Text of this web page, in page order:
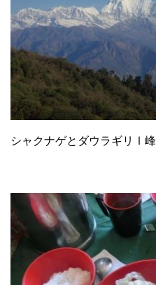
シャクナゲとダウラギリⅠ峰